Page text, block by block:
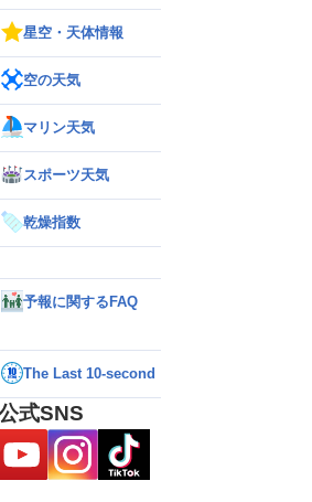
雨・落雷警戒】午後は東日
大気の状態が非常に不安定に
星空・天体情報
空の天気
マリン天気
スポーツ天気
乾燥指数
予報に関するFAQ
The Last 10-second
式SNS